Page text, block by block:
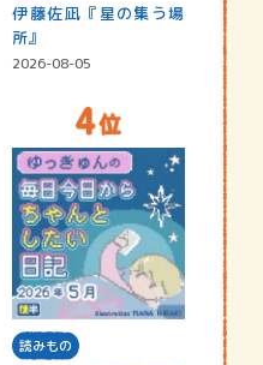
伊藤佐凪『星の集う場
所』
2026-08-05
読みもの